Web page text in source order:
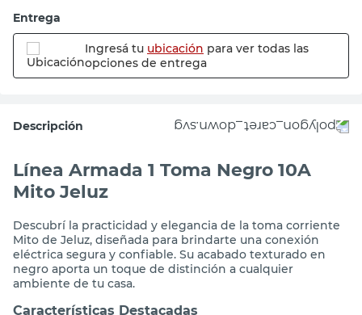
Entrega
Ingresá tu ubicación para ver todas las
opciones de entrega
Descripción
Línea Armada 1 Toma Negro 10A
Mito Jeluz
Descubrí la practicidad y elegancia de la toma corriente
Mito de Jeluz, diseñada para brindarte una conexión
eléctrica segura y confiable. Su acabado texturado en
negro aporta un toque de distinción a cualquier
ambiente de tu casa.
Características Destacadas